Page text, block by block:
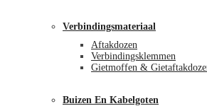
Verbindingsmateriaal
Aftakdozen
Verbindingsklemmen
Gietmoffen &
Buizen En Kabelgoten